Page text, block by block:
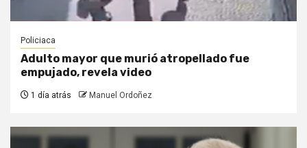
Policiaca
Adulto mayor que murió atropellado fue
empujado, revela video
1 día atrás Manuel Ordoñez